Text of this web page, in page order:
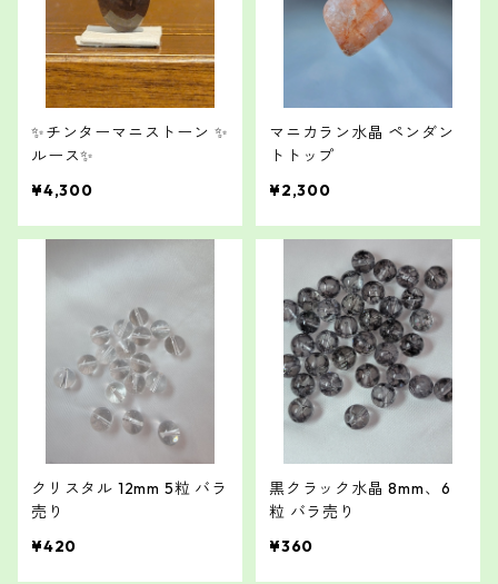
✨チンターマニストーン ✨
ルース✨
¥4,300
マニカラン水晶 ペンダン
トトップ
¥2,300
クリスタル 12mm 5粒 バラ
売り
¥420
黒クラック水晶 8mm、6
粒 バラ売り
¥360